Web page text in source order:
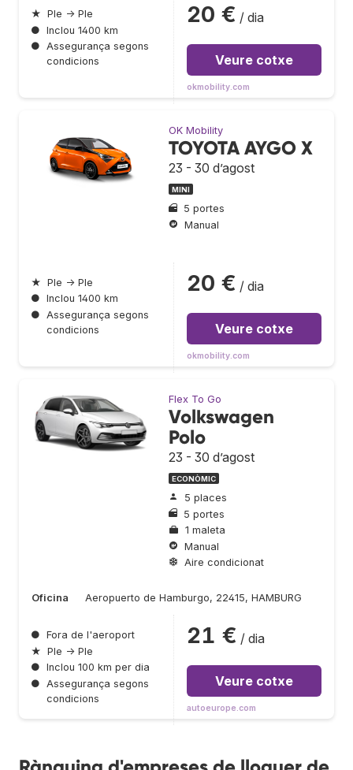
★ Ple → Ple
● Inclou 1400 km
● Assegurança segons
condicions
20 € / dia
Veure cotxe
okmobility.com
OK Mobility
TOYOTA AYGO X
23 - 30 d’agost
MINI
5 portes
Manual
★ Ple → Ple
● Inclou 1400 km
● Assegurança segons
condicions
20 € / dia
Veure cotxe
okmobility.com
Flex To Go
Volkswagen
Polo
23 - 30 d’agost
ECONÒMIC
5 places
5 portes
1 maleta
Manual
Aire condicionat
Oficina Aeropuerto de Hamburgo, 22415, HAMBURG
● Fora de l'aeroport
★ Ple → Ple
● Inclou 100 km per dia
● Assegurança segons
condicions
21 € / dia
Veure cotxe
autoeurope.com